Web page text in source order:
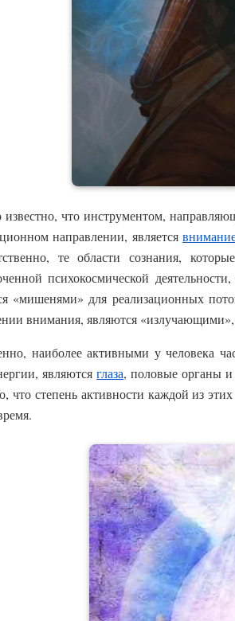
что инструментом,
направлении, является
те области сознания,
психокосмической
«мишенями» для реализационных
внимания, являются
наиболее активными у человека
являютсяглаза, половые органы
что степень активности каждой из